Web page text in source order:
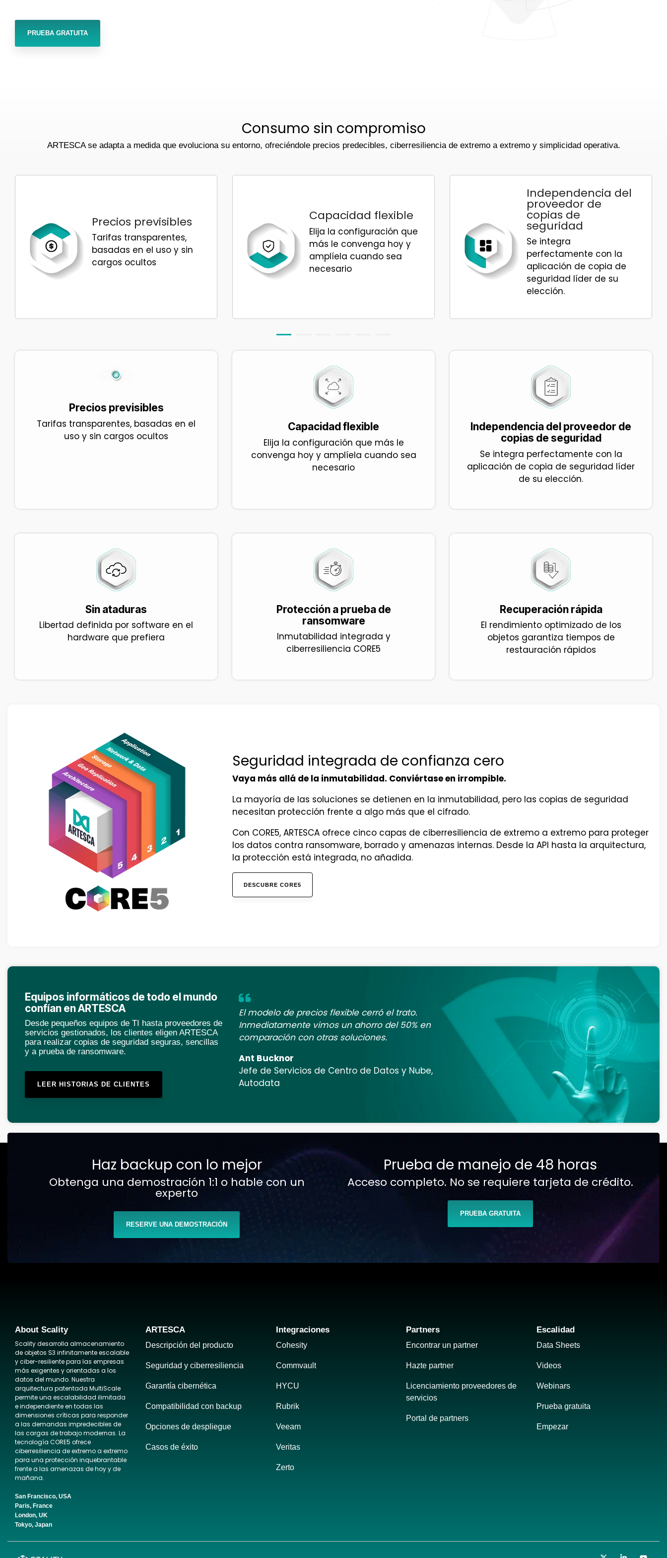
PRUEBA GRATUITA
Consumo sin compromiso
ARTESCA se adapta a medida que evoluciona su entorno, ofreciéndole precios predecibles, ciberresiliencia de extremo a extremo y simplicidad operativa.
Precios previsibles
Tarifas transparentes,
basadas en el uso y sin
cargos ocultos
Capacidad flexible
Elija la configuración que
más le convenga hoy y
amplíela cuando sea
necesario
Independencia del
proveedor de
copias de
seguridad
Se integra
perfectamente con la
aplicación de copia de
seguridad líder de su
elección.
Precios previsibles
Tarifas transparentes, basadas en el
uso y sin cargos ocultos
Capacidad flexible
Elija la configuración que más le
convenga hoy y amplíela cuando sea
necesario
Independencia del proveedor de
copias de seguridad
Se integra perfectamente con la
aplicación de copia de seguridad líder
de su elección.
Sin ataduras
Libertad definida por software en el
hardware que prefiera
Protección a prueba de
ransomware
Inmutabilidad integrada y
ciberresiliencia CORE5
Recuperación rápida
El rendimiento optimizado de los
objetos garantiza tiempos de
restauración rápidos
Seguridad integrada de confianza cero
Vaya más allá de la inmutabilidad. Conviértase en irrompible.
La mayoría de las soluciones se detienen en la inmutabilidad, pero las copias de seguridad
necesitan protección frente a algo más que el cifrado.
Con CORE5, ARTESCA ofrece cinco capas de ciberresiliencia de extremo a extremo para proteger
los datos contra ransomware, borrado y amenazas internas. Desde la API hasta la arquitectura,
la protección está integrada, no añadida.
DESCUBRE CORE5
Equipos informáticos de todo el mundo
confían en ARTESCA
Desde pequeños equipos de TI hasta proveedores de
servicios gestionados, los clientes eligen ARTESCA
para realizar copias de seguridad seguras, sencillas
y a prueba de ransomware.
LEER HISTORIAS DE CLIENTES
El modelo de precios flexible cerró el trato.
Inmediatamente vimos un ahorro del 50% en
comparación con otras soluciones.
Ant Bucknor
Jefe de Servicios de Centro de Datos y Nube,
Autodata
Haz backup con lo mejor
Obtenga una demostración 1:1 o hable con un
experto
RESERVE UNA DEMOSTRACIÓN
Prueba de manejo de 48 horas
Acceso completo. No se requiere tarjeta de crédito.
PRUEBA GRATUITA
About Scality
Scality desarrolla almacenamiento
de objetos S3 infinitamente escalable
y ciber-resiliente para las empresas
más exigentes y orientadas a los
datos del mundo. Nuestra
arquitectura patentada MultiScale
permite una escalabilidad ilimitada
e independiente en todas las
dimensiones críticas para responder
a las demandas impredecibles de
las cargas de trabajo modernas. La
tecnología CORE5 ofrece
ciberresiliencia de extremo a extremo
para una protección inquebrantable
frente a las amenazas de hoy y de
mañana.
San Francisco, USA
Paris, France
London, UK
Tokyo, Japan
ARTESCA
Descripción del producto
Seguridad y ciberresiliencia
Garantía cibernética
Compatibilidad con backup
Opciones de despliegue
Casos de éxito
Integraciones
Cohesity
Commvault
HYCU
Rubrik
Veeam
Veritas
Zerto
Partners
Encontrar un partner
Hazte partner
Licenciamiento proveedores de
servicios
Portal de partners
Escalidad
Data Sheets
Videos
Webinars
Prueba gratuita
Empezar